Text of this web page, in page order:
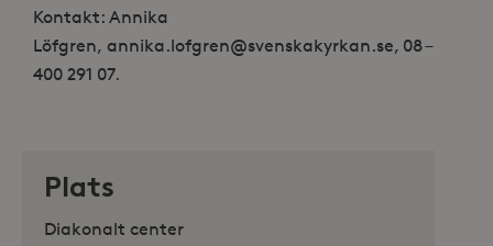
Kontakt: Annika
Löfgren, annika.lofgren@svenskakyrkan.se, 08 –
400 291 07.
Plats
Diakonalt center